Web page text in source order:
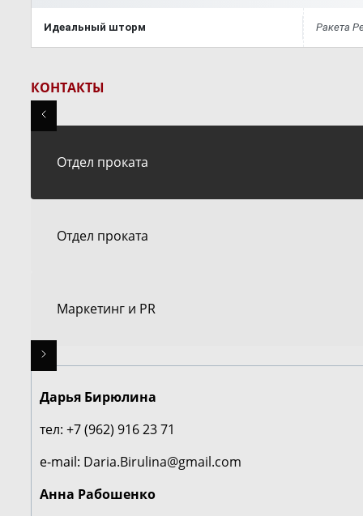
Идеальный шторм Ракета
КОНТАКТЫ
Отдел проката
Отдел проката
Маркетинг и PR
Дарья Бирюлина
тел: +7 (962) 916 23 71
e-mail: Daria.Birulina@gmail.com
Анна Рабошенко